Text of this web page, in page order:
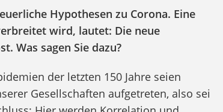
Hypothesen zu Corona. Eine
wird, lautet: Die neue
Was sagen Sie dazu?
der letzten 150 Jahre seien
Gesellschaften aufgetreten, also sei